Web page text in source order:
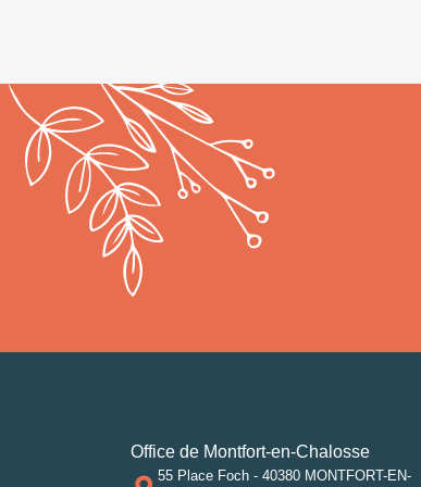
Office de Montfort-en-Chalosse
55 Place Foch - 40380 MONTFORT-EN-